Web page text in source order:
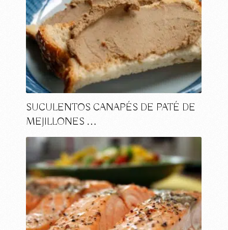
SUCULENTOS CANAPÉS DE PATÉ DE
MEJILLONES …